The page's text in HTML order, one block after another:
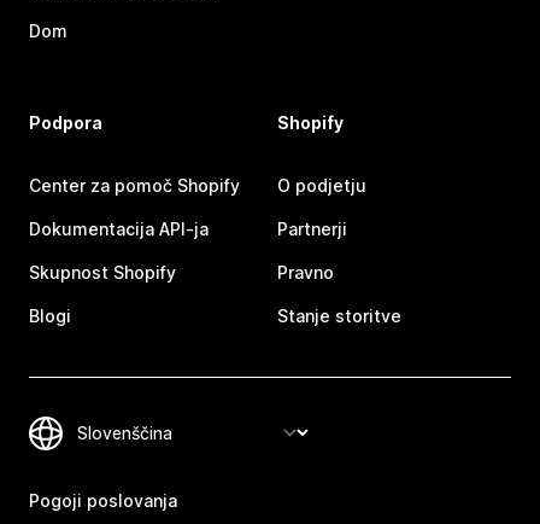
Dom
Podpora
Center za pomoč Shopify
Dokumentacija API-ja
Skupnost Shopify
Blogi
Shopify
O podjetju
Partnerji
Pravno
Stanje storitve
Pogoji poslovanja